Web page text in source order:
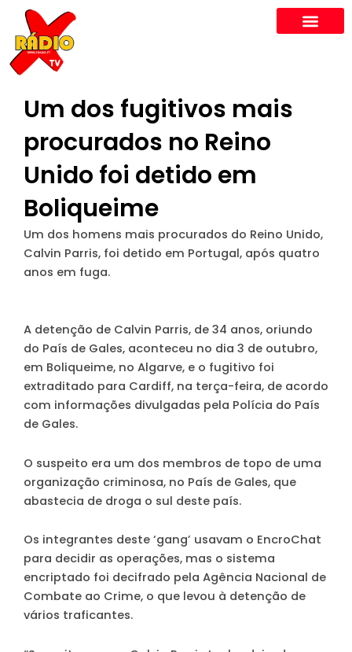
content
Um dos fugitivos mais
procurados no Reino
Unido foi detido em
Boliqueime
Um dos homens mais procurados do Reino Unido,
Calvin Parris, foi detido em Portugal, após quatro
anos em fuga.
A detenção de Calvin Parris, de 34 anos, oriundo
do País de Gales, aconteceu no dia 3 de outubro,
em Boliqueime, no Algarve, e o fugitivo foi
extraditado para Cardiff, na terça-feira, de acordo
com informações divulgadas pela Polícia do País
de Gales.
O suspeito era um dos membros de topo de uma
organização criminosa, no País de Gales, que
abastecia de droga o sul deste país.
Os integrantes deste ‘gang’ usavam o EncroChat
para decidir as operações, mas o sistema
encriptado foi decifrado pela Agência Nacional de
Combate ao Crime, o que levou à detenção de
vários traficantes.